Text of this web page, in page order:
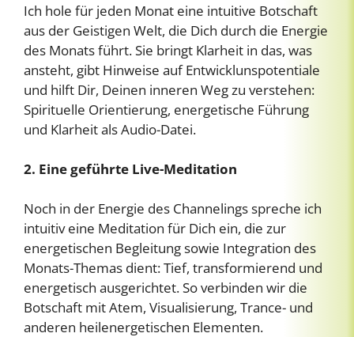
Ich hole für jeden Monat eine intuitive Botschaft
aus der Geistigen Welt, die Dich durch die Energie
des Monats führt. Sie bringt Klarheit in das, was
ansteht, gibt Hinweise auf Entwicklunspotentiale
und hilft Dir, Deinen inneren Weg zu verstehen:
Spirituelle Orientierung, energetische Führung
und Klarheit als Audio-Datei.
2. Eine geführte Live-Meditation
Noch in der Energie des Channelings spreche ich
intuitiv eine Meditation für Dich ein, die zur
energetischen Begleitung sowie Integration des
Monats-Themas dient: Tief, transformierend und
energetisch ausgerichtet. So verbinden wir die
Botschaft mit Atem, Visualisierung, Trance- und
anderen heilenergetischen Elementen.